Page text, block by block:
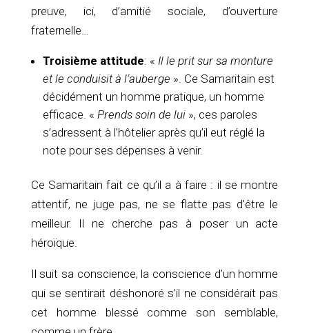
preuve, ici, d’amitié sociale, d’ouverture
fraternelle…
Troisième attitude: « Il le prit sur sa monture
et le conduisit à l’auberge ». Ce Samaritain est
décidément un homme pratique, un homme
efficace. « Prends soin de lui», ces paroles
s’adressent à l’hôtelier après qu’il eut réglé la
note pour ses dépenses à venir.
Ce Samaritain fait ce qu’il a à faire : il se montre
attentif, ne juge pas, ne se flatte pas d’être le
meilleur. Il ne cherche pas à poser un acte
héroïque.
Il suit sa conscience, la conscience d’un homme
qui se sentirait déshonoré s’il ne considérait pas
cet homme blessé comme son semblable,